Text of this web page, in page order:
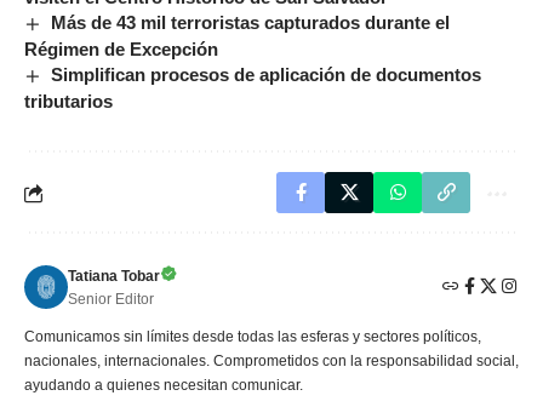
Más de 43 mil terroristas capturados durante el
Régimen de Excepción
Simplifican procesos de aplicación de documentos
tributarios
Tatiana Tobar
Senior Editor
Comunicamos sin límites desde todas las esferas y sectores políticos,
nacionales, internacionales. Comprometidos con la responsabilidad social,
ayudando a quienes necesitan comunicar.